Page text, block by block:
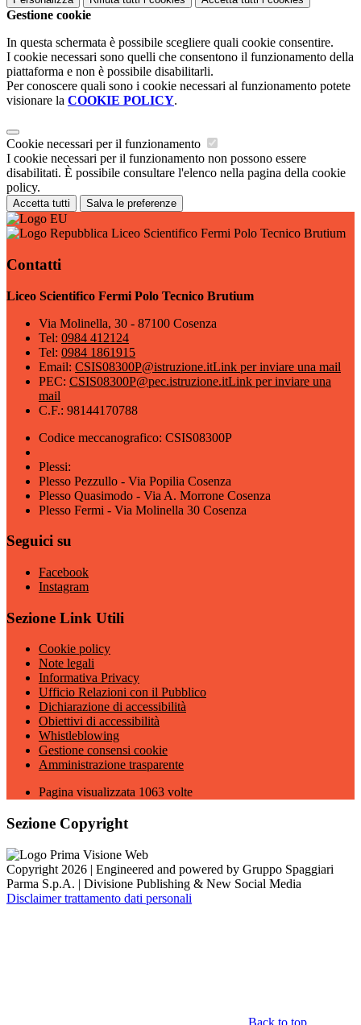
Gestione cookie
In questa schermata è possibile scegliere quali cookie consentire.
I cookie necessari sono quelli che consentono il funzionamento della
piattaforma e non è possibile disabilitarli.
Per conoscere quali sono i cookie necessari al funzionamento potete
visionare la COOKIE POLICY.
Cookie necessari per il funzionamento
I cookie necessari per il funzionamento non possono essere
disabilitati. È possibile consultare l'elenco nella pagina della cookie
policy.
Accetta tutti Salva le preferenze
Liceo Scientifico Fermi Polo Tecnico Brutium
Contatti
Liceo Scientifico Fermi Polo Tecnico Brutium
Via Molinella, 30 - 87100 Cosenza
Tel: 0984 412124
Tel: 0984 1861915
Email: CSIS08300P@istruzione.itLink per inviare una mail
PEC: CSIS08300P@pec.istruzione.itLink per inviare una
mail
C.F.: 98144170788
Codice meccanografico: CSIS08300P
Plessi:
Plesso Pezzullo - Via Popilia Cosenza
Plesso Quasimodo - Via A. Morrone Cosenza
Plesso Fermi - Via Molinella 30 Cosenza
Seguici su
Facebook
Instagram
Sezione Link Utili
Cookie policy
Note legali
Informativa Privacy
Ufficio Relazioni con il Pubblico
Dichiarazione di accessibilità
Obiettivi di accessibilità
Whistleblowing
Gestione consensi cookie
Amministrazione trasparente
Pagina visualizzata 1063 volte
Sezione Copyright
Copyright 2026 | Engineered and powered by Gruppo Spaggiari
Parma S.p.A. | Divisione Publishing & New Social Media
Disclaimer trattamento dati personali
Back to top